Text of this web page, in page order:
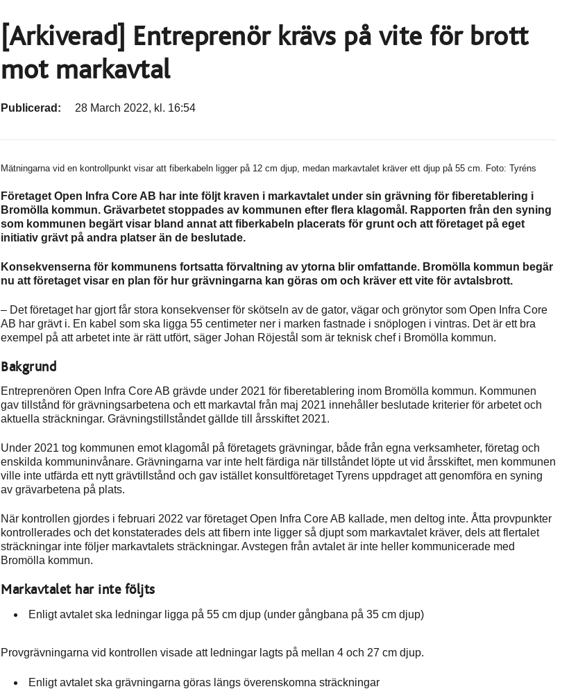
[Arkiverad] Entreprenör krävs på vite för brott
mot markavtal
Publicerad: 28 March 2022, kl. 16:54
Mätningarna vid en kontrollpunkt visar att fiberkabeln ligger på 12 cm djup, medan markavtalet kräver ett djup på 55 cm. Foto: Tyréns
Företaget Open Infra Core AB har inte följt kraven i markavtalet under sin grävning för fiberetablering i
Bromölla kommun. Grävarbetet stoppades av kommunen efter flera klagomål. Rapporten från den syning
som kommunen begärt visar bland annat att fiberkabeln placerats för grunt och att företaget på eget
initiativ grävt på andra platser än de beslutade.
Konsekvenserna för kommunens fortsatta förvaltning av ytorna blir omfattande. Bromölla kommun begär
nu att företaget visar en plan för hur grävningarna kan göras om och kräver ett vite för avtalsbrott.
– Det företaget har gjort får stora konsekvenser för skötseln av de gator, vägar och grönytor som Open Infra Core
AB har grävt i. En kabel som ska ligga 55 centimeter ner i marken fastnade i snöplogen i vintras. Det är ett bra
exempel på att arbetet inte är rätt utfört, säger Johan Röjestål som är teknisk chef i Bromölla kommun.
Bakgrund
Entreprenören Open Infra Core AB grävde under 2021 för fiberetablering inom Bromölla kommun. Kommunen
gav tillstånd för grävningsarbetena och ett markavtal från maj 2021 innehåller beslutade kriterier för arbetet och
aktuella sträckningar. Grävningstillståndet gällde till årsskiftet 2021.
Under 2021 tog kommunen emot klagomål på företagets grävningar, både från egna verksamheter, företag och
enskilda kommuninvånare. Grävningarna var inte helt färdiga när tillståndet löpte ut vid årsskiftet, men kommunen
ville inte utfärda ett nytt grävtillstånd och gav istället konsultföretaget Tyrens uppdraget att genomföra en syning
av grävarbetena på plats.
När kontrollen gjordes i februari 2022 var företaget Open Infra Core AB kallade, men deltog inte. Åtta provpunkter
kontrollerades och det konstaterades dels att fibern inte ligger så djupt som markavtalet kräver, dels att flertalet
sträckningar inte följer markavtalets sträckningar. Avstegen från avtalet är inte heller kommunicerade med
Bromölla kommun.
Markavtalet har inte följts
Enligt avtalet ska ledningar ligga på 55 cm djup (under gångbana på 35 cm djup)
Provgrävningarna vid kontrollen visade att ledningar lagts på mellan 4 och 27 cm djup.
Enligt avtalet ska grävningarna göras längs överenskomna sträckningar